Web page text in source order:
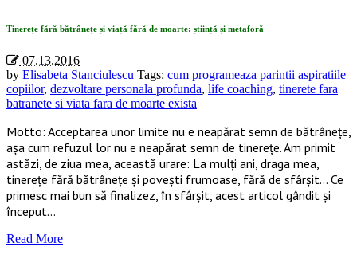
Tinerețe fără bătrânețe și viață fără de moarte: știință și metaforă
07.13.2016
by Elisabeta Stanciulescu Tags: cum programeaza parintii aspiratiile
copiilor, dezvoltare personala profunda, life coaching, tinerete fara
batranete si viata fara de moarte exista
Motto: Acceptarea unor limite nu e neapărat semn de bătrânețe,
așa cum refuzul lor nu e neapărat semn de tinerețe. Am primit
astăzi, de ziua mea, această urare: La mulți ani, draga mea,
tinerețe fără bătrânețe și povești frumoase, fără de sfârșit… Ce
primesc mai bun să finalizez, în sfârșit, acest articol gândit și
început…
Read More